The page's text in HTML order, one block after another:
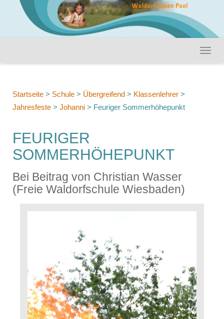
Startseite > Schule > Übergreifend > Klassenlehrer >
Jahresfeste > Johanni > Feuriger Sommerhöhepunkt
FEURIGER
SOMMERHÖHEPUNKT
Bei Beitrag von Christian Wasser
(Freie Waldorfschule Wiesbaden)